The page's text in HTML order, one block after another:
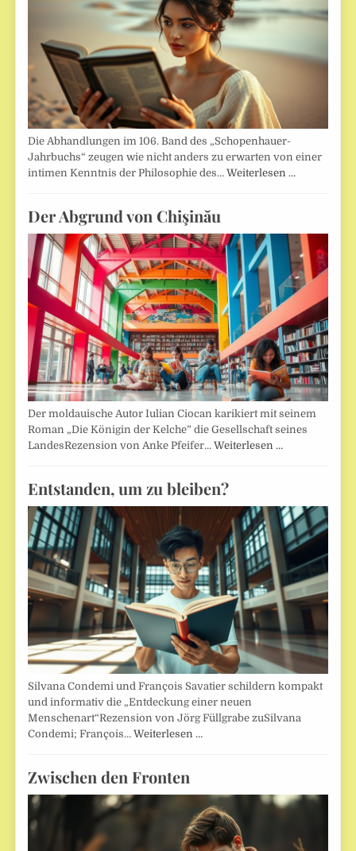
Die Abhandlungen im 106. Band des „Schopenhauer-
Jahrbuchs“ zeugen wie nicht anders zu erwarten von einer
intimen Kenntnis der Philosophie des…Weiterlesen …
Der Abgrund von Chişinău
Der moldauische Autor Iulian Ciocan karikiert mit seinem
Roman „Die Königin der Kelche” die Gesellschaft seines
LandesRezension von Anke Pfeifer…Weiterlesen …
Entstanden, um zu bleiben?
Silvana Condemi und François Savatier schildern kompakt
und informativ die „Entdeckung einer neuen
Menschenart“Rezension von Jörg Füllgrabe zuSilvana
Condemi; François…Weiterlesen …
Zwischen den Fronten